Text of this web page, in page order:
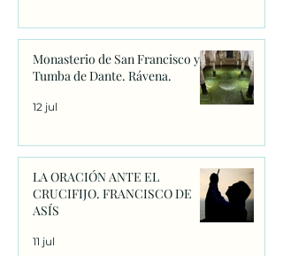
Monasterio de San Francisco y
Tumba de Dante. Rávena.
12 jul
LA ORACIÓN ANTE EL
CRUCIFIJO. FRANCISCO DE
ASÍS
11 jul